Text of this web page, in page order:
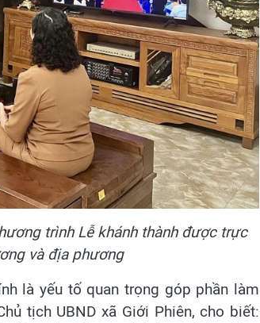
trình Lễ khánh thành được trực
và địa phương
là yếu tố quan trọng góp phần làm
tịch UBND xã Giới Phiên, cho biết: